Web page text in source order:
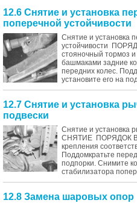
12.6 Снятие и установка
поперечной устойчивости
Снятие и установка
устойчивости
стояночный тормоз
башмаками задние
передних колес.
установите его на
12.7 Снятие и установка
подвески
Снятие и установка
СНЯТИЕ ПОРЯДОК
крепления
Поддомкратьте
подпорки. Снимите
стабилизатора
12.8 Замена шаровых опор